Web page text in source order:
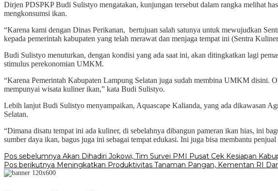
Dirjen PDSPKP Budi Sulistyo mengatakan, kunjungan tersebut dalam rangka melihat
mengkonsumsi ikan.
“Karena kami dengan Dinas Perikanan, bertujuan salah satunya untuk mewujudkan
kepada pemerintah kabupaten yang telah merawat dan menjaga tempat ini (Sentra
Budi Sulistyo menuturkan, dengan kondisi yang ada saat ini, akan ditingkatkan lagi
stimulus perekonomian UMKM.
“Karena Pemerintah Kabupaten Lampung Selatan juga sudah membina UMKM disini.
mempunyai wisata kuliner ikan,” kata Budi Sulistyo.
Lebih lanjut Budi Sulistyo menyampaikan, Aquascape Kalianda, yang ada dikawasan
Selatan.
“Dimana disatu tempat ini ada kuliner, di sebelahnya dibangun pameran ikan hias, ini
sumber daya ikan, bagus juga ini sebagai tempat edukasi. Ini juga bisa membantu
Navigasi
pos
Pos sebelumnya Akan Dihadiri Jokowi, Tim Survei PMI Pusat Cek Kesiapan
Pos berikutnya Meningkatkan Produktivitas Tanaman Pangan, Kementan RI